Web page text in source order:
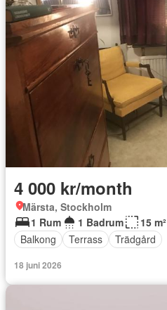
4 000 kr/month
Märsta, Stockholm
1 Rum
1 Badrum
15 m²
Balkong
Terrass Trädgård
18 juni 2026